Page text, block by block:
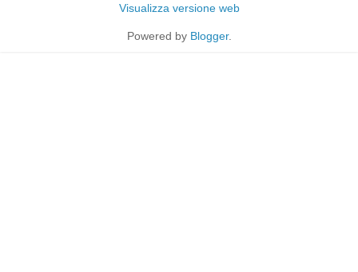
Visualizza versione web
Powered by Blogger.